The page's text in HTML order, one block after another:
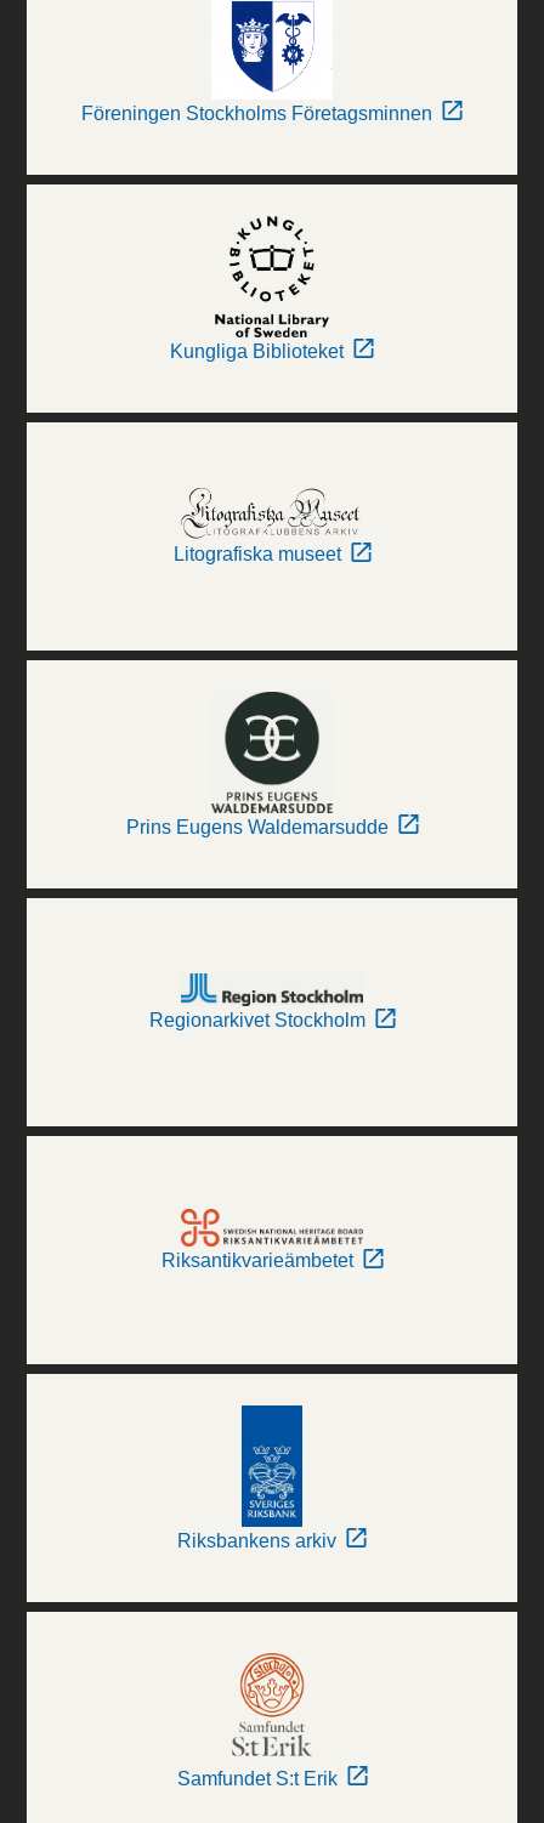
Föreningen Stockholms Företagsminnen
Kungliga Biblioteket
Litografiska museet
Prins Eugens Waldemarsudde
Regionarkivet Stockholm
Riksantikvarieämbetet
Riksbankens arkiv
Samfundet S:t Erik